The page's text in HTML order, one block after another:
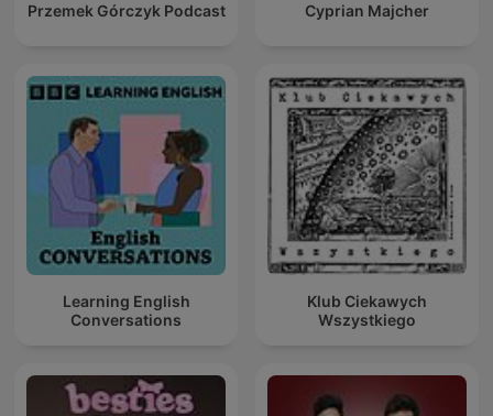
Przemek Górczyk Podcast Cyprian Majcher
Learning English
Conversations
Klub Ciekawych
Wszystkiego